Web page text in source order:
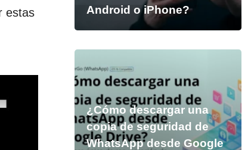
estas
Android o iPhone?
¿Cómo descargar una
copia de seguridad de
WhatsApp desde Google